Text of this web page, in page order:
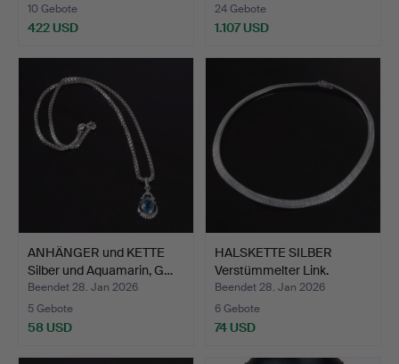
10 Gebote
422 USD
24 Gebote
1.107 USD
ANHÄNGER und KETTE
Silber und Aquamarin, G…
Beendet 28. Jan 2026
5 Gebote
58 USD
HALSKETTE SILBER
Verstümmelter Link.
Gewic…
Beendet 28. Jan 2026
6 Gebote
74 USD